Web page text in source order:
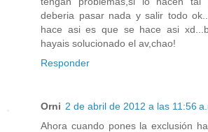
deberia pasar nada y salir todo
hace asi es que se hace asi
hayais solucionado el av,chao!
Responder
Orni 2 de abril de 2012 a las 11:56
Ahora cuando pones la exclusión